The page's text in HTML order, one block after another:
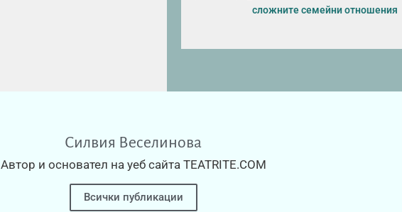
сложните семейни отношения
Силвия Веселинова
Автор и основател на уеб сайта TEATRITE.COM
Всички публикации